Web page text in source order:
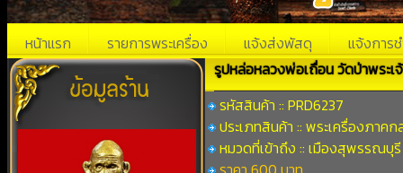
หน้าแรก รายการพระเครื่อง แจ้งส่งพัสดุ แจ้งการช
รูปหล่อหลวงพ่อเถื่อน วัดป่าพระเ
รหัสสินค้า :: PRD6237
ประเภทสินค้า :: พระเครื่องภาคก
หมวดที่เข้าถึง :: เมืองสุพรรณบุรี